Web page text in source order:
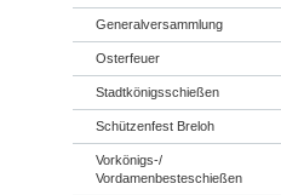
Generalversammlung
Osterfeuer
Stadtkönigsschießen
Schützenfest Breloh
Vorkönigs-/
Vordamenbesteschießen